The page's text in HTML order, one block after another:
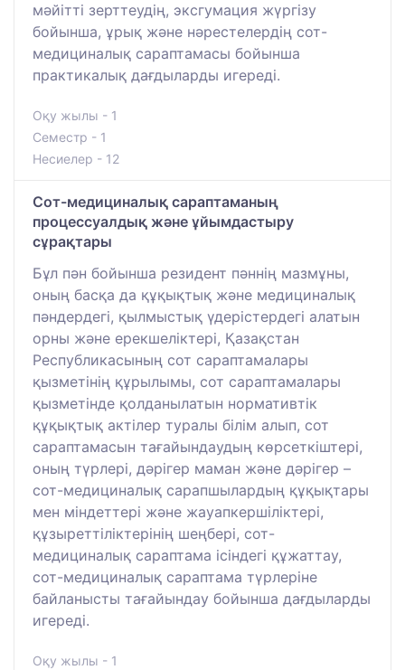
мәйітті зерттеудің, эксгумация жүргізу
бойынша, ұрық және нәрестелердің сот-
медициналық сараптамасы бойынша
практикалық дағдыларды игереді.
Оқу жылы - 1
Семестр - 1
Несиелер - 12
Сот-медициналық сараптаманың
процессуалдық және ұйымдастыру
сұрақтары
Бұл пән бойынша резидент пәннің мазмұны,
оның басқа да құқықтық және медициналық
пәндердегі, қылмыстық үдерістердегі алатын
орны және ерекшеліктері, Қазақстан
Республикасының сот сараптамалары
қызметінің құрылымы, сот сараптамалары
қызметінде қолданылатын нормативтік
құқықтық актілер туралы білім алып, сот
сараптамасын тағайындаудың көрсеткіштері,
оның түрлері, дәрігер маман және дәрігер –
сот-медициналық сарапшылардың құқықтары
мен міндеттері және жауапкершіліктері,
құзыреттіліктерінің шеңбері, сот-
медициналық сараптама ісіндегі құжаттау,
сот-медициналық сараптама түрлеріне
байланысты тағайындау бойынша дағдыларды
игереді.
Оқу жылы - 1